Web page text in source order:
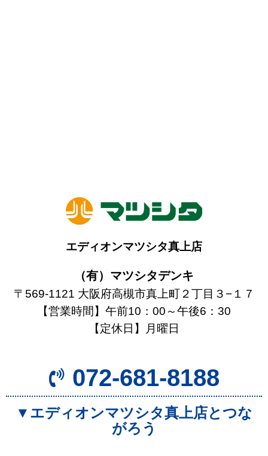
エディオンマツシタ真上店
（有）マツシタデンキ
〒569-1121 大阪府高槻市真上町２丁目３−１７
【営業時間】午前10：00～午後6：30
【定休日】月曜日
072-681-8188
▼エディオンマツシタ真上店とつな
がろう